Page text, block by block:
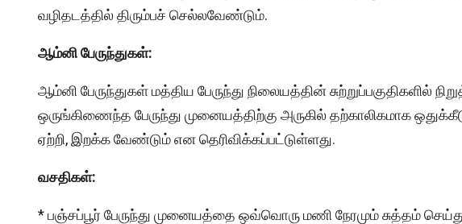
வழிதடத்தில் திரும்பச் செல்லவேண்டும்.
ஆம்னி பேருந்துகள்:
ஆம்னி பேருந்துகள் மத்திய பேருந்து நிலையத்தின் சுற்றுப்பகுதிகளில்
ஒருங்கிணைந்த பேருந்து முனையத்திற்கு அருகில் தற்காலிகமாக
ஏற்றி, இறக்க வேண்டும் என தெரிவிக்கப்பட்டுள்ளது.
வசதிகள்:
* பஞ்சப்பூர் பேருந்து முனையத்தை ஒவ்வொரு மணி நேரமும் சுத்தம்